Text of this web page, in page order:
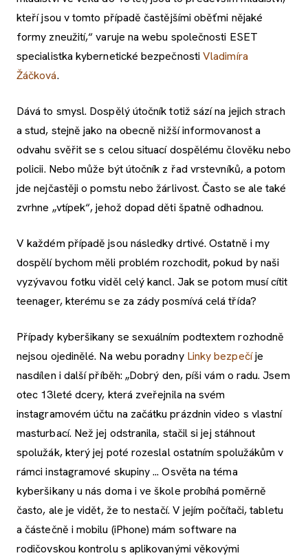
kteří jsou v tomto případě častějšími oběťmi nějaké
formy zneužití,“ varuje na webu společnosti ESET
specialistka kybernetické bezpečnostiVladimíra
Žáčková.
Dává to smysl. Dospělý útočník totiž sází na jejich strach
a stud, stejně jako na obecně nižší informovanost a
odvahu svěřit se s celou situací dospělému člověku nebo
policii. Nebo může být útočník z řad vrstevníků, a potom
jde nejčastěji o pomstu nebo žárlivost. Často se ale také
zvrhne „vtípek“, jehož dopad děti špatně odhadnou.
V každém případě jsou následky drtivé. Ostatně i my
dospělí bychom měli problém rozchodit, pokud by naši
vyzývavou fotku viděl celý kancl. Jak se potom musí cítit
teenager, kterému se za zády posmívá celá třída?
Případy kyberšikany se sexuálním podtextem rozhodně
nejsou ojedinělé. Na webu poradny Linky bezpečíje
nasdílen i další příběh: „Dobrý den, píši vám o radu. Jsem
otec 13leté dcery, která zveřejnila na svém
instagramovém účtu na začátku prázdnin video s vlastní
masturbací. Než jej odstranila, stačil si jej stáhnout
spolužák, který jej poté rozeslal ostatním spolužákům v
rámci instagramové skupiny ... Osvěta na téma
kyberšikany u nás doma i ve škole probíhá poměrně
často, ale je vidět, že to nestačí. V jejím počítači, tabletu
a částečně i mobilu (iPhone) mám software na
rodičovskou kontrolu s aplikovanými věkovými